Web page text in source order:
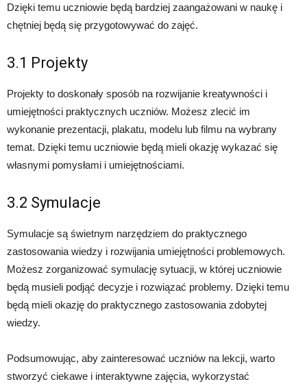
Dzięki temu uczniowie będą bardziej zaangażowani w naukę i
chętniej będą się przygotowywać do zajęć.
3.1 Projekty
Projekty to doskonały sposób na rozwijanie kreatywności i
umiejętności praktycznych uczniów. Możesz zlecić im
wykonanie prezentacji, plakatu, modelu lub filmu na wybrany
temat. Dzięki temu uczniowie będą mieli okazję wykazać się
własnymi pomysłami i umiejętnościami.
3.2 Symulacje
Symulacje są świetnym narzędziem do praktycznego
zastosowania wiedzy i rozwijania umiejętności problemowych.
Możesz zorganizować symulację sytuacji, w której uczniowie
będą musieli podjąć decyzje i rozwiązać problemy. Dzięki temu
będą mieli okazję do praktycznego zastosowania zdobytej
wiedzy.
Podsumowując, aby zainteresować uczniów na lekcji, warto
stworzyć ciekawe i interaktywne zajęcia, wykorzystać